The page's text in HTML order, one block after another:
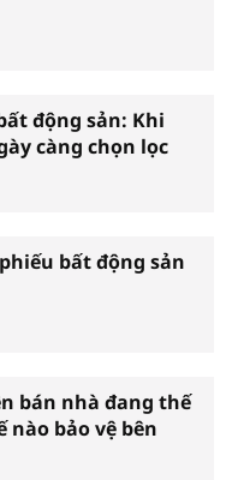
động sản: Khi
càng chọn lọc
bất động sản
bán nhà đang thế
nào bảo vệ bên